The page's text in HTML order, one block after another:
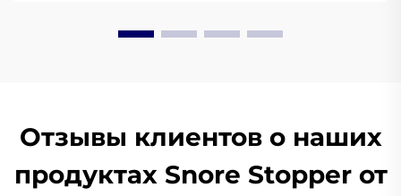
Отзывы клиентов о наших
продуктах Snore Stopper от